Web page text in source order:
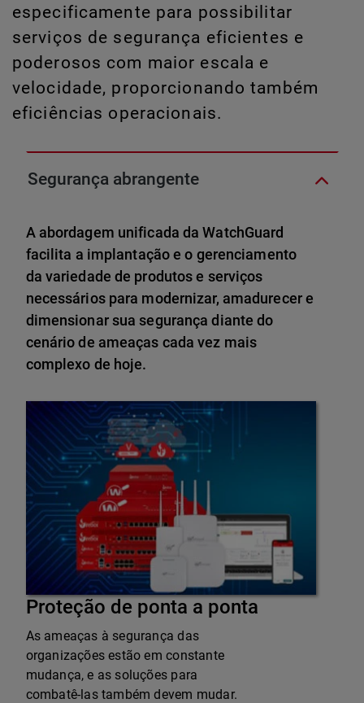
especificamente para possibilitar
serviços de segurança eficientes e
poderosos com maior escala e
velocidade, proporcionando também
eficiências operacionais.
Segurança abrangente
A abordagem unificada da WatchGuard
facilita a implantação e o gerenciamento
da variedade de produtos e serviços
necessários para modernizar, amadurecer e
dimensionar sua segurança diante do
cenário de ameaças cada vez mais
complexo de hoje.
Proteção de ponta a ponta
As ameaças à segurança das
organizações estão em constante
mudança, e as soluções para
combatê-las também devem mudar.